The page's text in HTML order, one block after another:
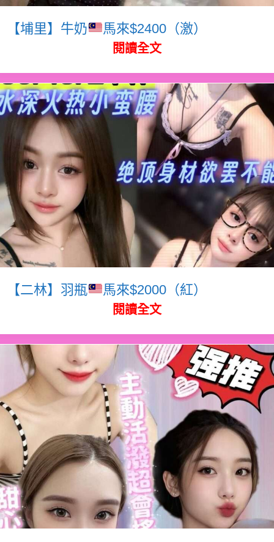
【埔里】牛奶 馬來$2400（激）
閱讀全文
【二林】羽瓶 馬來$2000（紅）
閱讀全文